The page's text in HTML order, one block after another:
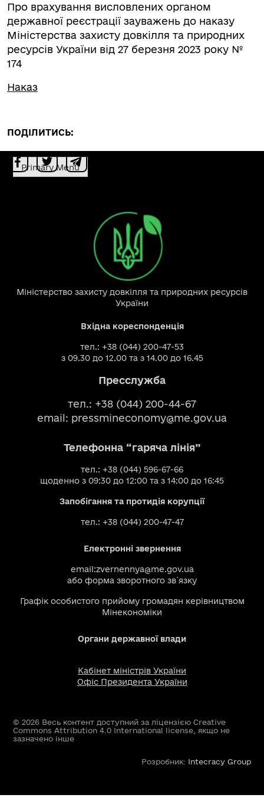
Про врахування висловлених органом
державної реєстрації зауважень до наказу
Міністерства захисту довкілля та природних
ресурсів України від 27 березня 2023 року №
174
Наказ
ПОДІЛИТИСЬ:
Primary Menu
Міністерство захисту довкілля та природних ресурсів
України
Вхідна кореспонденція
тел.: +38 (044) 200-47-53
з 09.30 до 12.00 та з 14.00 до 16.45
Пресслужба
тел.: +38 (044) 200-44-67
email: pressmineconomy@me.gov.ua
Телефонна “гаряча лінія”
тел.: +38 (044) 596-67-66
щоденно з 09:30 до 12:00 та з 14:00 до 16:45
Запобігання та протидія корупції
тел.: +38 (044) 200-47-47
Електронні звернення
email:zvernennya@me.gov.ua
або форма зворотного зв`язку
Графік особистого прийому громадян керівництвом
Мінекономіки
Органи державної влади
Кабінет міністрів України
Офіс Президента України
© 2026 Весь контент доступний за ліцензією Creative
Commons Attribution 4.0 International license, якщо не
зазначено інше
Розробник: Intecracy Group